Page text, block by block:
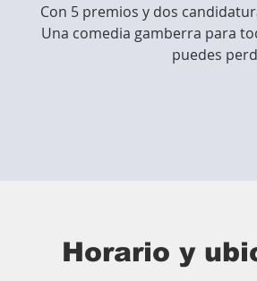
Con 5 premios y dos
Una comedia gamberra para
puedes
Horario y